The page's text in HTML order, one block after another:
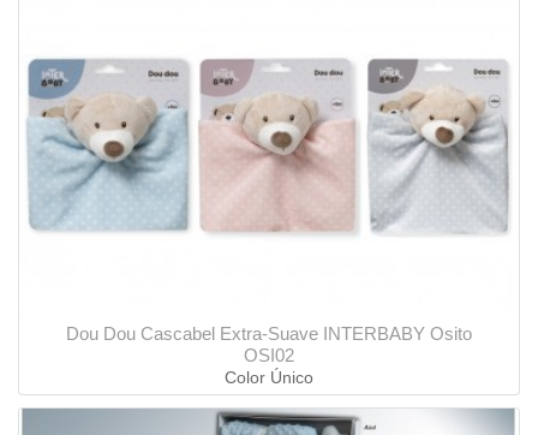
Dou Dou Cascabel Extra-Suave INTERBABY Osito
OSI02
Color Único